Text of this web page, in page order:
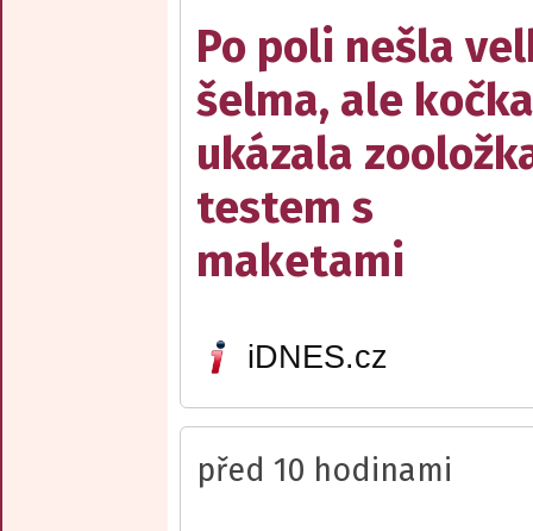
Po poli nešla
šelma, ale
ukázala
testem s
maketami
iDNES.cz
před 10 hodinami